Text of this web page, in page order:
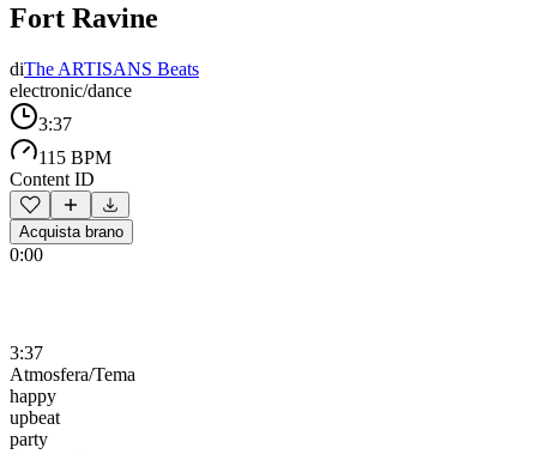
Fort Ravine
diThe ARTISANS Beats
electronic/dance
3:37
115 BPM
Content ID
Acquista brano
0:00
3:37
Atmosfera/Tema
happy
upbeat
party